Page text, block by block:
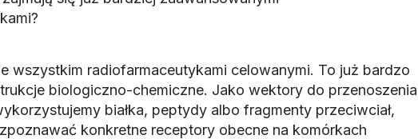
wszystkim radiofarmaceutykami celowanymi. To już bardzo
biologiczno-chemiczne. Jako wektory do przenoszenia
białka, peptydy albo fragmenty przeciwciał,
konkretne receptory obecne na komórkach